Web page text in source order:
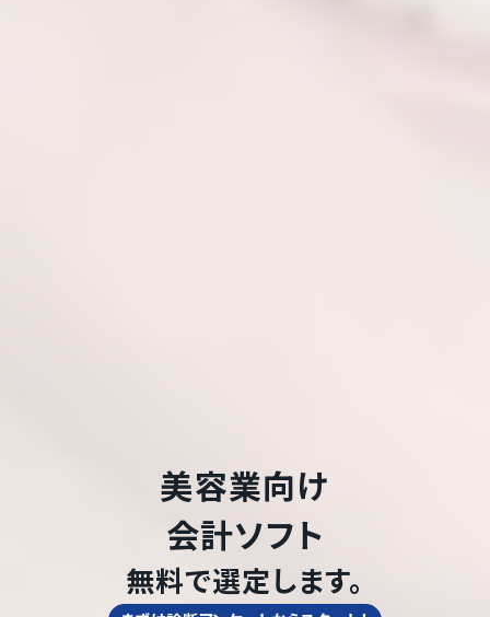
美容業向け
会計ソフト
無料で選定します。